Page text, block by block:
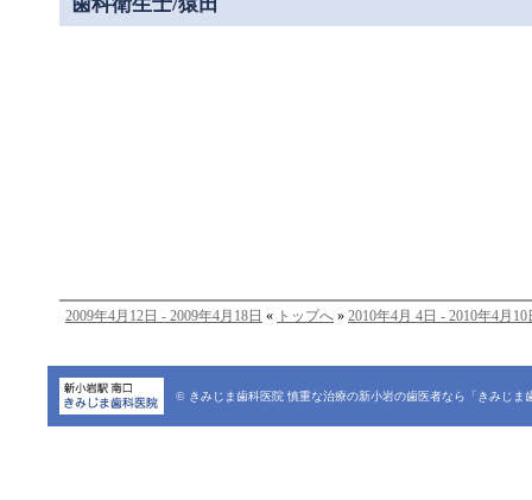
2009年4月12日 - 2009年4月18日 « トップへ » 2010年4月 4日 - 2010年4月10
© きみじま歯科医院 慎重な治療の新小岩の歯医者なら「きみじま